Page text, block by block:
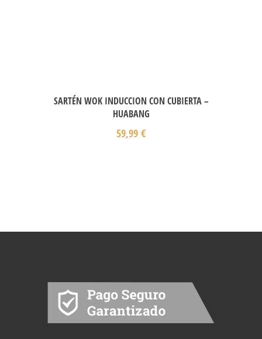
SARTÉN WOK INDUCCION CON CUBIERTA –
HUABANG
59,99 €